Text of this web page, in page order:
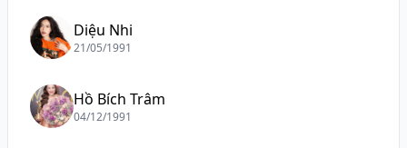
Diệu Nhi
21/05/1991
Hồ Bích Trâm
04/12/1991